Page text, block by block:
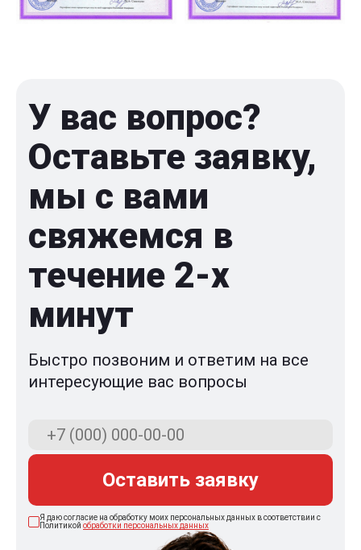
У вас вопрос?
Оставьте заявку,
мы с вами
свяжемся в
течение 2-x
минут
Быстро позвоним и ответим на все
интересующие вас вопросы
Оставить заявку
Я даю согласие на обработку моих персональных данных в соответствии с
Политикой обработки персональных данных